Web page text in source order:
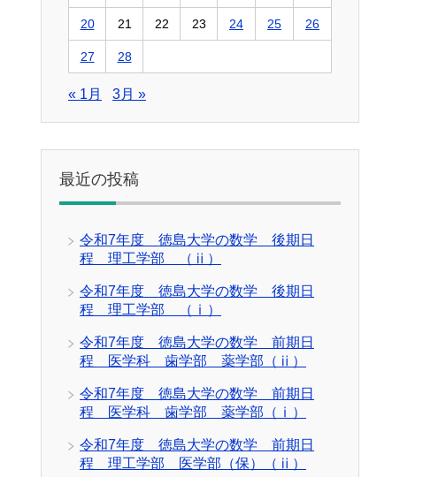
20 21 22 23 24 25 26
27 28
« 1月 3月 »
最近の投稿
令和7年度 徳島大学の数学 後期日
程 理工学部 （ⅱ）
令和7年度 徳島大学の数学 後期日
程 理工学部 （ⅰ）
令和7年度 徳島大学の数学 前期日
程 医学科 歯学部 薬学部（ⅱ）
令和7年度 徳島大学の数学 前期日
程 医学科 歯学部 薬学部（ⅰ）
令和7年度 徳島大学の数学 前期日
程 理工学部 医学部（保）（ⅱ）